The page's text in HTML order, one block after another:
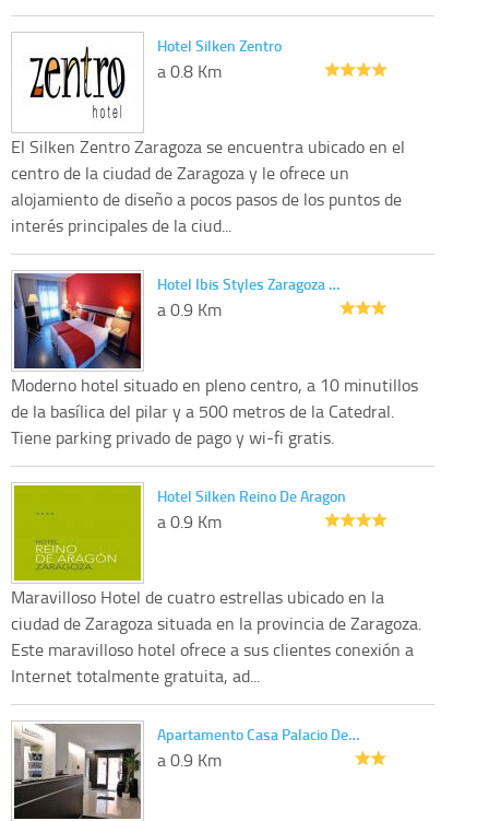
Hotel Silken Zentro
a 0.8 Km
El Silken Zentro Zaragoza se encuentra ubicado en el
centro de la ciudad de Zaragoza y le ofrece un
alojamiento de diseño a pocos pasos de los puntos de
interés principales de la ciud...
Hotel Ibis Styles Zaragoza …
a 0.9 Km
Moderno hotel situado en pleno centro, a 10 minutillos
de la basílica del pilar y a 500 metros de la Catedral.
Tiene parking privado de pago y wi-fi gratis.
Hotel Silken Reino De Aragon
a 0.9 Km
Maravilloso Hotel de cuatro estrellas ubicado en la
ciudad de Zaragoza situada en la provincia de Zaragoza.
Este maravilloso hotel ofrece a sus clientes conexión a
Internet totalmente gratuita, ad...
Apartamento Casa Palacio De…
a 0.9 Km